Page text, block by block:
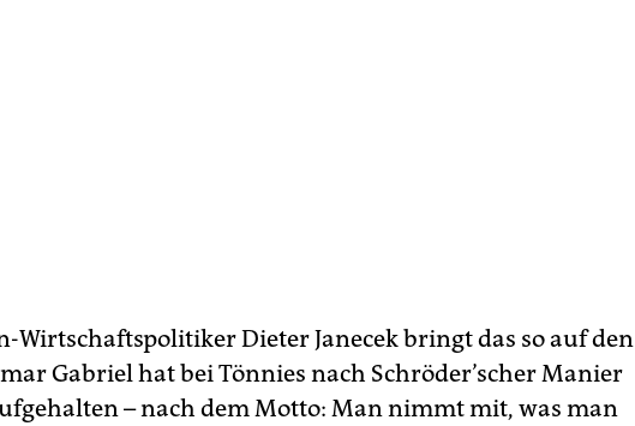
Wirtschaftspolitiker Dieter Janecek bringt das so auf den
­Gabriel hat bei Tönnies nach Schröder’scher Manier
– nach dem Motto: Man nimmt mit, was man